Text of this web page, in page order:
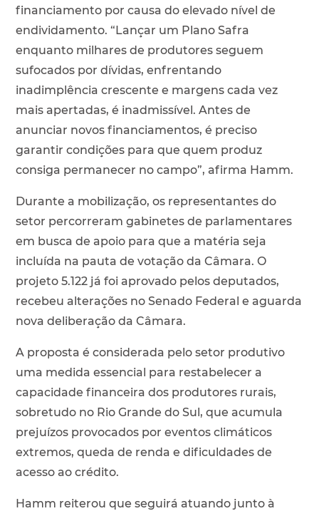
financiamento por causa do elevado nível de
endividamento. “Lançar um Plano Safra
enquanto milhares de produtores seguem
sufocados por dívidas, enfrentando
inadimplência crescente e margens cada vez
mais apertadas, é inadmissível. Antes de
anunciar novos financiamentos, é preciso
garantir condições para que quem produz
consiga permanecer no campo”, afirma Hamm.
Durante a mobilização, os representantes do
setor percorreram gabinetes de parlamentares
em busca de apoio para que a matéria seja
incluída na pauta de votação da Câmara. O
projeto 5.122 já foi aprovado pelos deputados,
recebeu alterações no Senado Federal e aguarda
nova deliberação da Câmara.
A proposta é considerada pelo setor produtivo
uma medida essencial para restabelecer a
capacidade financeira dos produtores rurais,
sobretudo no Rio Grande do Sul, que acumula
prejuízos provocados por eventos climáticos
extremos, queda de renda e dificuldades de
acesso ao crédito.
Hamm reiterou que seguirá atuando junto à